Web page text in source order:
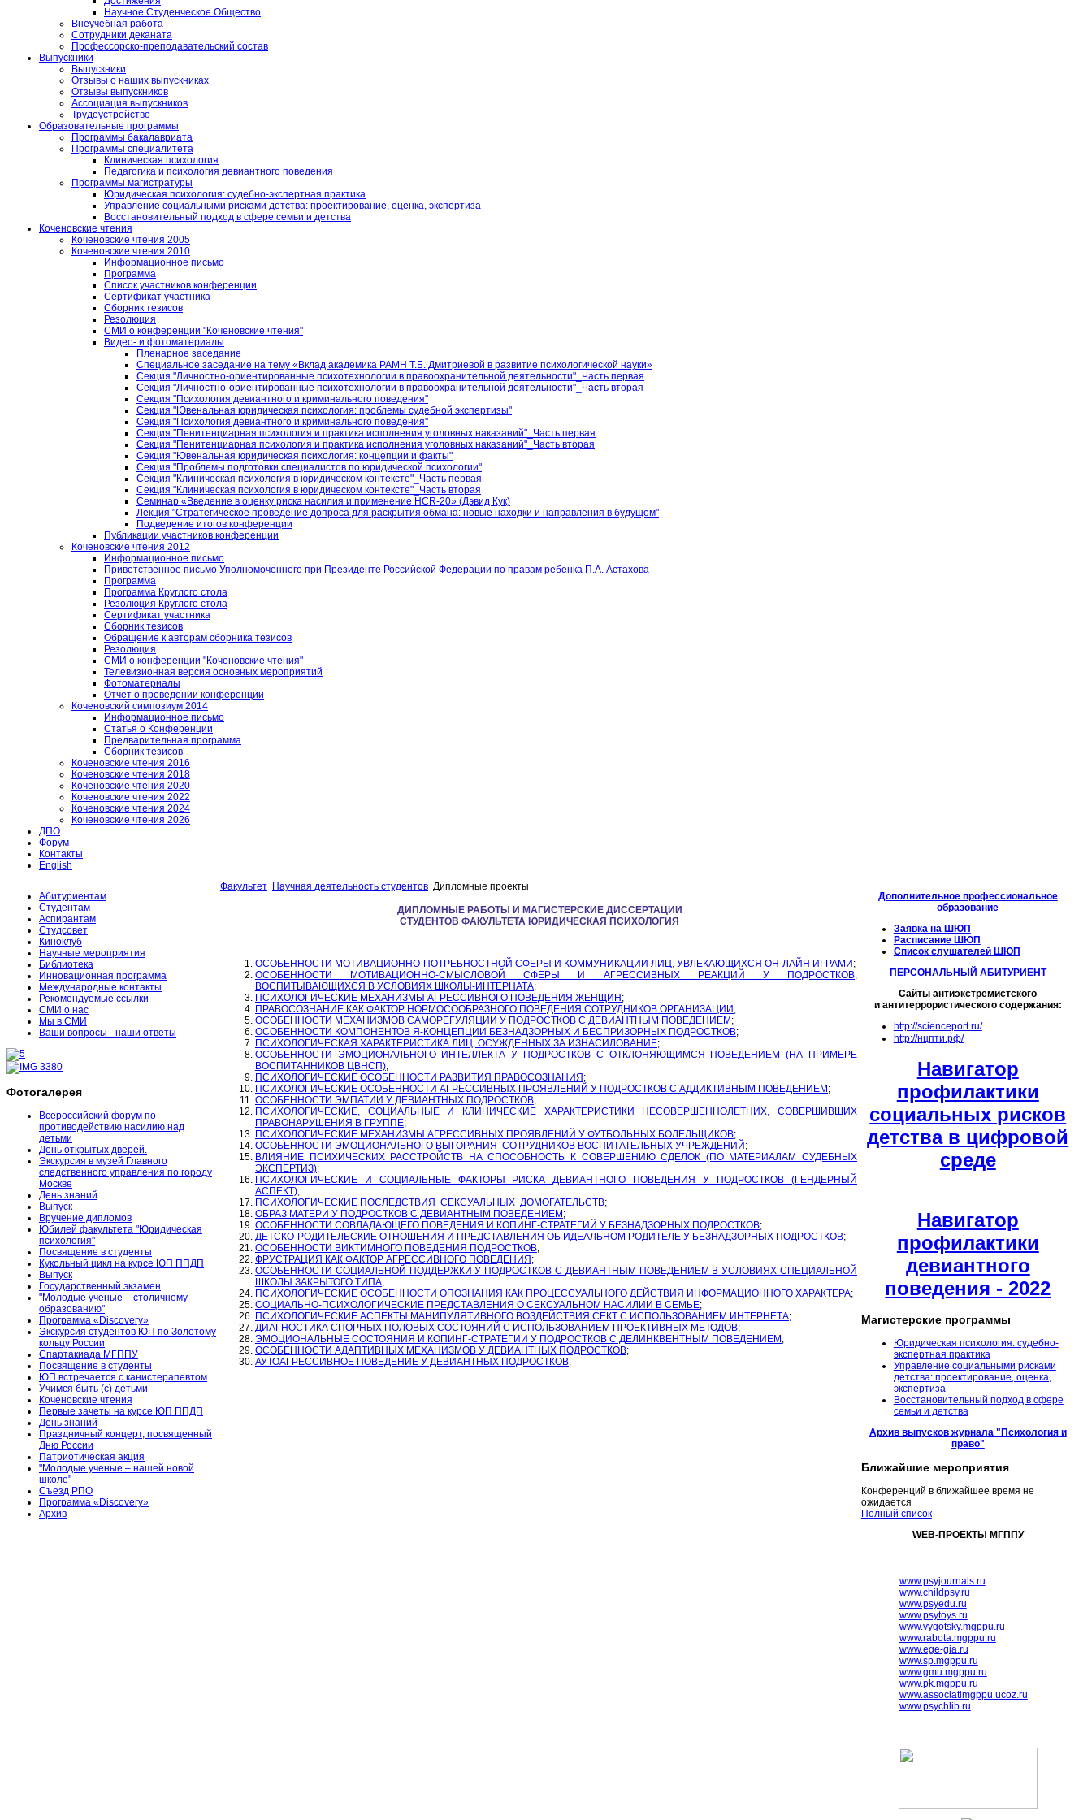
Научное Студенческое Общество
Внеучебная работа
Сотрудники деканата
Профессорско-преподавательский состав
Выпускники
Выпускники
Отзывы о наших выпускниках
Отзывы выпускников
Ассоциация выпускников
Трудоустройство
Образовательные программы
Программы бакалавриата
Программы специалитета
Клиническая психология
Педагогика и психология девиантного поведения
Программы магистратуры
Юридическая психология: судебно-экспертная практика
Управление социальными рисками детства: проектирование, оценка, экспертиза
Восстановительный подход в сфере семьи и детства
Коченовские чтения
Коченовские чтения 2005
Коченовские чтения 2010
Информационное письмо
Программа
Список участников конференции
Сертификат участника
Сборник тезисов
Резолюция
СМИ о конференции "Коченовские чтения"
Видео- и фотоматериалы
Пленарное заседание
Специальное заседание на тему «Вклад академика РАМН Т.Б. Дмитриевой в развитие психологической науки»
Секция "Личностно-ориентированные психотехнологии в правоохранительной деятельности"_Часть первая
Секция "Личностно-ориентированные психотехнологии в правоохранительной деятельности"_Часть вторая
Секция "Психология девиантного и криминального поведения"
Секция "Ювенальная юридическая психология: проблемы судебной экспертизы"
Секция "Психология девиантного и криминального поведения"
Секция "Пенитенциарная психология и практика исполнения уголовных наказаний"_Часть первая
Секция "Пенитенциарная психология и практика исполнения уголовных наказаний"_Часть вторая
Секция "Ювенальная юридическая психология: концепции и факты"
Секция "Проблемы подготовки специалистов по юридической психологии"
Секция "Клиническая психология в юридическом контексте"_Часть первая
Секция "Клиническая психология в юридическом контексте"_Часть вторая
Семинар «Введение в оценку риска насилия и применение HCR-20» (Дэвид Кук)
Лекция "Стратегическое проведение допроса для раскрытия обмана: новые находки и направления в будущем"
Подведение итогов конференции
Публикации участников конференции
Коченовские чтения 2012
Информационное письмо
Приветственное письмо Уполномоченного при Президенте Российской Федерации по правам ребенка П.А. Астахова
Программа
Программа Круглого стола
Резолюция Круглого стола
Сертификат участника
Сборник тезисов
Обращение к авторам сборника тезисов
Резолюция
СМИ о конференции "Коченовские чтения"
Телевизионная версия основных мероприятий
Фотоматериалы
Отчёт о проведении конференции
Коченовский симпозиум 2014
Информационное письмо
Статья о Конференции
Предварительная программа
Сборник тезисов
Коченовские чтения 2016
Коченовские чтения 2018
Коченовские чтения 2020
Коченовские чтения 2022
Коченовские чтения 2024
Коченовские чтения 2026
ДПО
Форум
Контакты
English
Абитуриентам
Студентам
Аспирантам
Студсовет
Киноклуб
Научные мероприятия
Библиотека
Инновационная программа
Международные контакты
Рекомендуемые ссылки
СМИ о нас
Мы в СМИ
Ваши вопросы - наши ответы
Фотогалерея
Всероссийский форум по
противодействию насилию над
детьми
День открытых дверей.
Экскурсия в музей Главного
следственного управления по городу
Москве
День знаний
Выпуск
Вручение дипломов
Юбилей факультета "Юридическая
психология"
Посвящение в студенты
Кукольный цикл на курсе ЮП ППДП
Выпуск
Государственный экзамен
"Молодые ученые – столичному
образованию"
Программа «Discovery»
Экскурсия студентов ЮП по Золотому
кольцу России
Спартакиада МГППУ
Посвящение в студенты
ЮП встречается с канистерапевтом
Учимся быть (с) детьми
Коченовские чтения
Первые зачеты на курсе ЮП ППДП
День знаний
Праздничный концерт, посвященный
Дню России
Патриотическая акция
"Молодые ученые – нашей новой
школе"
Съезд РПО
Программа «Discovery»
Архив
Факультет Научная деятельность студентов Дипломные проекты
ДИПЛОМНЫЕ РАБОТЫ И МАГИСТЕРСКИЕ ДИССЕРТАЦИИ
СТУДЕНТОВ ФАКУЛЬТЕТА ЮРИДИЧЕСКАЯ ПСИХОЛОГИЯ
ОСОБЕННОСТИ МОТИВАЦИОННО-ПОТРЕБНОСТНОЙ СФЕРЫ И КОММУНИКАЦИИ ЛИЦ, УВЛЕКАЮЩИХСЯ ОН-ЛАЙН ИГРАМИ ;
ОСОБЕННОСТИ МОТИВАЦИОННО-СМЫСЛОВОЙ СФЕРЫ И АГРЕССИВНЫХ РЕАКЦИЙ У ПОДРОСТКОВ,
ВОСПИТЫВАЮЩИХСЯ В УСЛОВИЯХ ШКОЛЫ-ИНТЕРНАТА;
ПСИХОЛОГИЧЕСКИЕ МЕХАНИЗМЫ АГРЕССИВНОГО ПОВЕДЕНИЯ ЖЕНЩИН ;
ПРАВОСОЗНАНИЕ КАК ФАКТОР НОРМОСООБРАЗНОГО ПОВЕДЕНИЯ СОТРУДНИКОВ ОРГАНИЗАЦИИ ;
ОСОБЕННОСТИ МЕХАНИЗМОВ САМОРЕГУЛЯЦИИ У ПОДРОСТКОВ С ДЕВИАНТНЫМ ПОВЕДЕНИЕМ ;
ОСОБЕННОСТИ КОМПОНЕНТОВ Я-КОНЦЕПЦИИ БЕЗНАДЗОРНЫХ И БЕСПРИЗОРНЫХ ПОДРОСТКОВ;
ПСИХОЛОГИЧЕСКАЯ ХАРАКТЕРИСТИКА ЛИЦ, ОСУЖДЕННЫХ ЗА ИЗНАСИЛОВАНИЕ;
ОСОБЕННОСТИ ЭМОЦИОНАЛЬНОГО ИНТЕЛЛЕКТА У ПОДРОСТКОВ С ОТКЛОНЯЮЩИМСЯ ПОВЕДЕНИЕМ (НА ПРИМЕРЕ
ВОСПИТАННИКОВ ЦВНСП);
ПСИХОЛОГИЧЕСКИЕ ОСОБЕННОСТИ РАЗВИТИЯ ПРАВОСОЗНАНИЯ ;
ПСИХОЛОГИЧЕСКИЕ ОСОБЕННОСТИ АГРЕССИВНЫХ ПРОЯВЛЕНИЙ У ПОДРОСТКОВ С АДДИКТИВНЫМ ПОВЕДЕНИЕМ ;
ОСОБЕННОСТИ ЭМПАТИИ У ДЕВИАНТНЫХ ПОДРОСТКОВ;
ПСИХОЛОГИЧЕСКИЕ, СОЦИАЛЬНЫЕ И КЛИНИЧЕСКИЕ ХАРАКТЕРИСТИКИ НЕСОВЕРШЕННОЛЕТНИХ, СОВЕРШИВШИХ
ПРАВОНАРУШЕНИЯ В ГРУППЕ;
ПСИХОЛОГИЧЕСКИЕ МЕХАНИЗМЫ АГРЕССИВНЫХ ПРОЯВЛЕНИЙ У ФУТБОЛЬНЫХ БОЛЕЛЬЩИКОВ;
ОСОБЕННОСТИ ЭМОЦИОНАЛЬНОГО ВЫГОРАНИЯ СОТРУДНИКОВ ВОСПИТАТЕЛЬНЫХ УЧРЕЖДЕНИЙ ;
ВЛИЯНИЕ ПСИХИЧЕСКИХ РАССТРОЙСТВ НА СПОСОБНОСТЬ К СОВЕРШЕНИЮ СДЕЛОК (ПО МАТЕРИАЛАМ СУДЕБНЫХ
ЭКСПЕРТИЗ);
ПСИХОЛОГИЧЕСКИЕ И СОЦИАЛЬНЫЕ ФАКТОРЫ РИСКА ДЕВИАНТНОГО ПОВЕДЕНИЯ У ПОДРОСТКОВ (ГЕНДЕРНЫЙ
АСПЕКТ);
ПСИХОЛОГИЧЕСКИЕ ПОСЛЕДСТВИЯ СЕКСУАЛЬНЫХ ДОМОГАТЕЛЬСТВ;
ОБРАЗ МАТЕРИ У ПОДРОСТКОВ С ДЕВИАНТНЫМ ПОВЕДЕНИЕМ ;
ОСОБЕННОСТИ СОВЛАДАЮЩЕГО ПОВЕДЕНИЯ И КОПИНГ-СТРАТЕГИЙ У БЕЗНАДЗОРНЫХ ПОДРОСТКОВ;
ДЕТСКО-РОДИТЕЛЬСКИЕ ОТНОШЕНИЯ И ПРЕДСТАВЛЕНИЯ ОБ ИДЕАЛЬНОМ РОДИТЕЛЕ У БЕЗНАДЗОРНЫХ ПОДРОСТКОВ;
ОСОБЕННОСТИ ВИКТИМНОГО ПОВЕДЕНИЯ ПОДРОСТКОВ;
ФРУСТРАЦИЯ КАК ФАКТОР АГРЕССИВНОГО ПОВЕДЕНИЯ ;
ОСОБЕННОСТИ СОЦИАЛЬНОЙ ПОДДЕРЖКИ У ПОДРОСТКОВ С ДЕВИАНТНЫМ ПОВЕДЕНИЕМ В УСЛОВИЯХ СПЕЦИАЛЬНОЙ
ШКОЛЫ ЗАКРЫТОГО ТИПА;
ПСИХОЛОГИЧЕСКИЕ ОСОБЕННОСТИ ОПОЗНАНИЯ КАК ПРОЦЕССУАЛЬНОГО ДЕЙСТВИЯ ИНФОРМАЦИОННОГО ХАРАКТЕРА;
СОЦИАЛЬНО-ПСИХОЛОГИЧЕСКИЕ ПРЕДСТАВЛЕНИЯ О СЕКСУАЛЬНОМ НАСИЛИИ В СЕМЬЕ;
ПСИХОЛОГИЧЕСКИЕ АСПЕКТЫ МАНИПУЛЯТИВНОГО ВОЗДЕЙСТВИЯ СЕКТ С ИСПОЛЬЗОВАНИЕМ ИНТЕРНЕТА;
ДИАГНОСТИКА СПОРНЫХ ПОЛОВЫХ СОСТОЯНИЙ С ИСПОЛЬЗОВАНИЕМ ПРОЕКТИВНЫХ МЕТОДОВ;
ЭМОЦИОНАЛЬНЫЕ СОСТОЯНИЯ И КОПИНГ-СТРАТЕГИИ У ПОДРОСТКОВ С ДЕЛИНКВЕНТНЫМ ПОВЕДЕНИЕМ ;
ОСОБЕННОСТИ АДАПТИВНЫХ МЕХАНИЗМОВ У ДЕВИАНТНЫХ ПОДРОСТКОВ;
АУТОАГРЕССИВНОЕ ПОВЕДЕНИЕ У ДЕВИАНТНЫХ ПОДРОСТКОВ.
Дополнительное профессиональное
образование
Заявка на ШЮП
Расписание ШЮП
Список слушателей ШЮП
ПЕРСОНАЛЬНЫЙ АБИТУРИЕНТ
Сайты антиэкстремистского
и антитеррористического содержания:
http://scienceport.ru/
http://нцпти.рф/
Навигатор
профилактики
социальных рисков
детства в цифровой
среде
Навигатор
профилактики
девиантного
поведения - 2022
Магистерские программы
Юридическая психология: судебно-
экспертная практика
Управление социальными рисками
детства: проектирование, оценка,
экспертиза
Восстановительный подход в сфере
семьи и детства
Архив выпусков журнала "Психология и
право"
Ближайшие мероприятия
Конференций в ближайшее время не
ожидается
Полный список
WEB-ПРОЕКТЫ МГППУ
www.psyjournals.ru
www.childpsy.ru
www.psyedu.ru
www.psytoys.ru
www.vygotsky.mgppu.ru
www.rabota.mgppu.ru
www.ege-gia.ru
www.sp.mgppu.ru
www.gmu.mgppu.ru
www.pk.mgppu.ru
www.associatimgppu.ucoz.ru
www.psychlib.ru